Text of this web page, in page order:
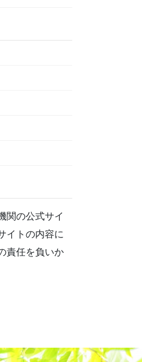
関の公式サイ
イトの内容に
責任を負いか